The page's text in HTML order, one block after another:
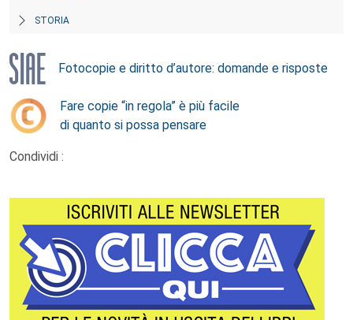
STORIA
Fotocopie e diritto d’autore: domande e risposte
Fare copie “in regola” è più facile
di quanto si possa pensare
Condividi :